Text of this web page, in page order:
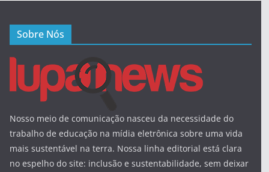
Sobre Nós
Nosso meio de comunicação nasceu da necessidade do
trabalho de educação na mídia eletrônica sobre uma vida
mais sustentável na terra. Nossa linha editorial está clara
no espelho do site: inclusão e sustentabilidade, sem deixar